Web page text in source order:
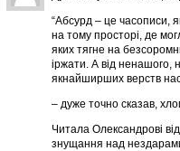
“Абсурд – це часописи,
на тому просторі, де
яких тягне на
іржати. А від ненашого,
якнайширших верств
– дуже точно сказав,
Читала Олександрові
знущання над